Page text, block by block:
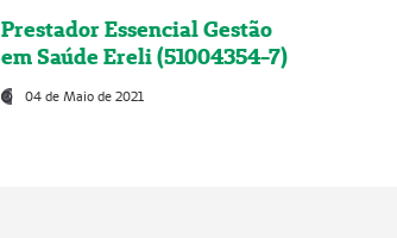
Prestador Essencial Gestão
em Saúde Ereli (51004354-7)
04 de Maio de 2021